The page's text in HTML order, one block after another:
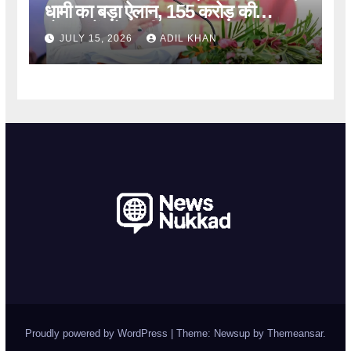
धामी का बड़ा ऐलान, 155 करोड़ की
योजनाओं को मंजूरी
JULY 15, 2026 ADIL KHAN
Proudly powered by WordPress | Theme: Newsup by Themeansar.